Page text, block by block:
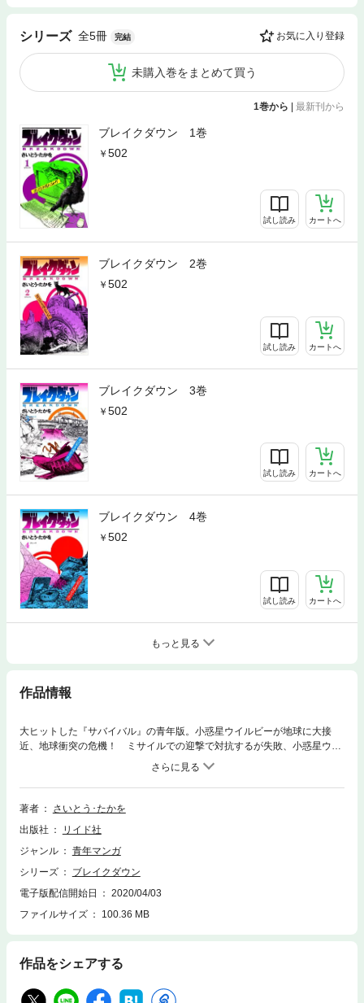
シリーズ 全5冊 完結 お気に入り登録
未購入巻をまとめて買う
1巻から 最新刊から
ブレイクダウン 1巻
502
試し読み カートへ
ブレイクダウン 2巻
502
試し読み カートへ
ブレイクダウン 3巻
502
試し読み カートへ
ブレイクダウン 4巻
502
試し読み カートへ
もっと見る
作品情報
大ヒットした『サバイバル』の青年版。小惑星ウイルビーが地球に大接
近、地球衝突の危機！ ミサイルでの迎撃で対抗するが失敗、小惑星ウイ
ルビーは分裂、なんと太平洋に落下！ 大音響とともに地球の運命は、そ
著者
さいとう･たかを
出版社
リイド社
ジャンル
青年マンガ
シリーズ
ブレイクダウン
電子版配信開始日
2020/04/03
ファイルサイズ
100.36 MB
作品をシェアする